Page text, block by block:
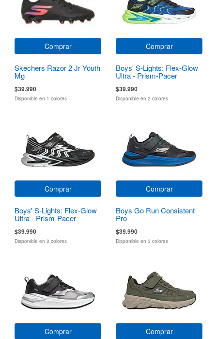
Comprar
Skechers Razor 2 Jr Youth
Mg
$39.990
Disponible en 1 colores
Comprar
Boys' S-Lights: Flex-Glow
Ultra - Prism-Pacer
$39.990
Disponible en 2 colores
Comprar
Boys' S-Lights: Flex-Glow
Ultra - Prism-Pacer
$39.990
Disponible en 2 colores
Comprar
Boys Go Run Consistent
Pro
$39.990
Disponible en 3 colores
Comprar Comprar